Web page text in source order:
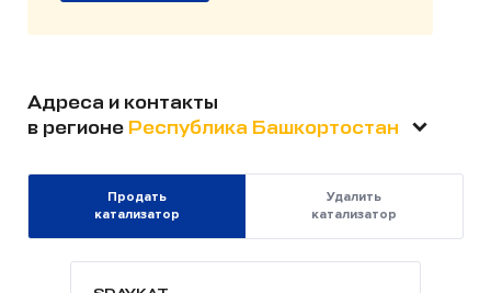
Адреса и контакты
в регионе Республика Башкортостан
Продать
катализатор
Удалить
катализатор